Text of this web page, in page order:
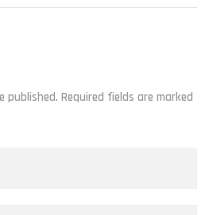
published. Required fields are marked